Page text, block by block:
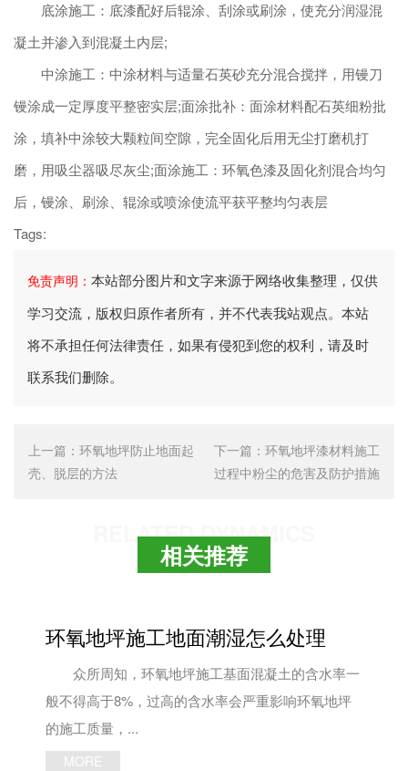
底涂施工：底漆配好后辊涂、刮涂或刷涂，使充分润湿混
凝土并渗入到混凝土内层;
中涂施工：中涂材料与适量石英砂充分混合搅拌，用镘刀
镘涂成一定厚度平整密实层;面涂批补：面涂材料配石英细粉批
涂，填补中涂较大颗粒间空隙，完全固化后用无尘打磨机打
磨，用吸尘器吸尽灰尘;面涂施工：环氧色漆及固化剂混合均匀
后，镘涂、刷涂、辊涂或喷涂使流平获平整均匀表层
Tags:
免责声明： 本站部分图片和文字来源于网络收集整理，仅供
学习交流，版权归原作者所有，并不代表我站观点。本站
将不承担任何法律责任，如果有侵犯到您的权利，请及时
联系我们删除。
上一篇： 环氧地坪防止地面起
壳、脱层的方法
下一篇： 环氧地坪漆材料施工
过程中粉尘的危害及防护措施
RELATED DYNAMICS
相关推荐
环氧地坪施工地面潮湿怎么处理
众所周知，环氧地坪施工基面混凝土的含水率一
般不得高于8%，过高的含水率会严重影响环氧地坪
的施工质量，...
MORE